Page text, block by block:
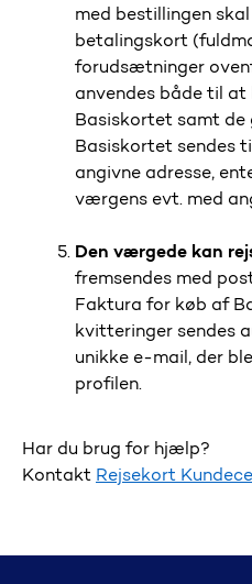
med bestillingen
betalingskort
forudsætninger
anvendes både til at
Basiskortet samt de
Basiskortet sendes til
angivne adresse,
værgens evt. med
Den værgede kan
fremsendes med
Faktura for køb af
kvitteringer sendes
unikke e-mail , der
profilen.
Har du brug for hjælp?
Kontakt Rejsekort